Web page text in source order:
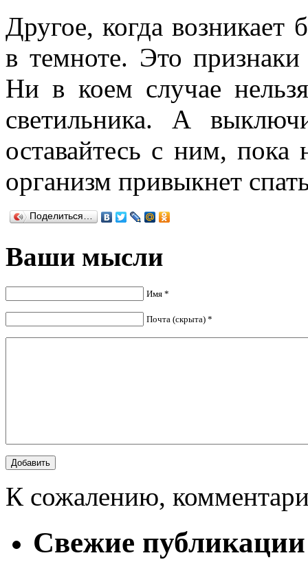
Другое, когда возникает
в темноте. Это признаки
Ни в коем случае
светильника. А
оставайтесь с ним,
организм привыкнет
Поделиться…
Ваши мысли
Имя *
Почта (скрыта) *
К сожалению,
Свежие публикации